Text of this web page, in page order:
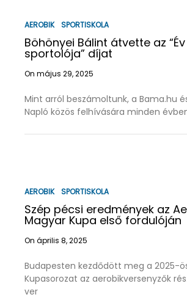
AEROBIK SPORTISKOLA
Böhönyei Bálint átvette az
sportolója” díjat
On május 29, 2025
Mint arról beszámoltunk, a Bama.hu
Napló közös felhívására minden
AEROBIK SPORTISKOLA
Szép pécsi eredmények az
Magyar Kupa első fordulóján
On április 8, 2025
Budapesten kezdődött meg a 2025-
Kupasorozat az aerobikversenyzők
ver